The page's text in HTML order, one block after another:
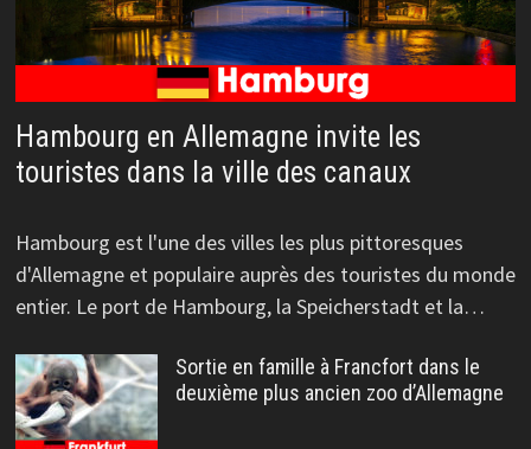
Hambourg en Allemagne invite les
touristes dans la ville des canaux
Hambourg est l'une des villes les plus pittoresques
d'Allemagne et populaire auprès des touristes du monde
entier. Le port de Hambourg, la Speicherstadt et la…
Sortie en famille à Francfort dans le
deuxième plus ancien zoo d’Allemagne